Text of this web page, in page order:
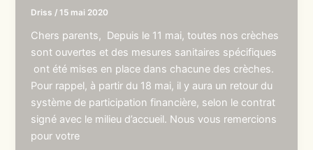
Driss /15 mai 2020
Chers parents, Depuis le 11 mai, toutes nos crèches
sont ouvertes et des mesures sanitaires spécifiques
ont été mises en place dans chacune des crèches.
Pour rappel, à partir du 18 mai, il y aura un retour du
système de participation financière, selon le contrat
signé avec le milieu d’accueil. Nous vous remercions
pour votre